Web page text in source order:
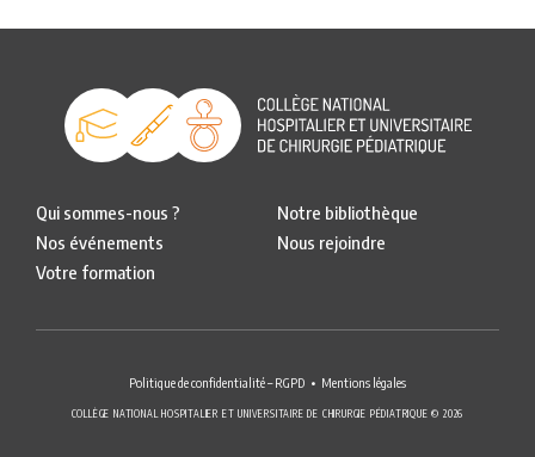
Qui sommes-nous ?
Nos événements
Votre formation
Notre bibliothèque
Nous rejoindre
Politique de confidentialité – RGPD Mentions légales
COLLÈGE NATIONAL HOSPITALIER ET UNIVERSITAIRE DE CHIRURGIE PÉDIATRIQUE © 2026